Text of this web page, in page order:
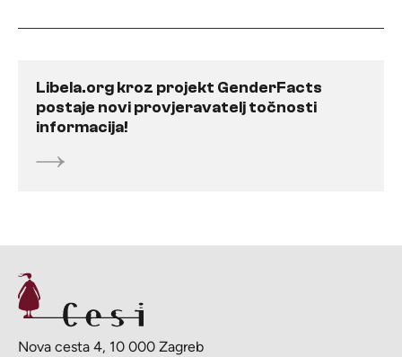
Libela.org kroz projekt GenderFacts
postaje novi provjeravatelj točnosti
informacija!
Nova cesta 4, 10 000 Zagreb